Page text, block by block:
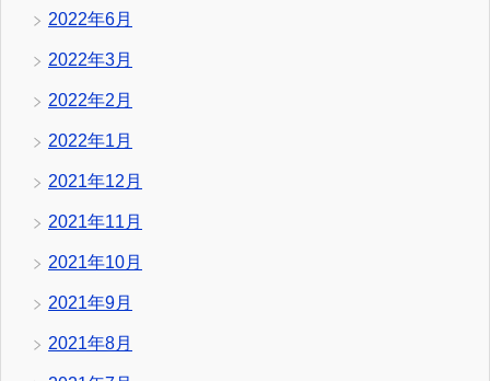
2022年6月
2022年3月
2022年2月
2022年1月
2021年12月
2021年11月
2021年10月
2021年9月
2021年8月